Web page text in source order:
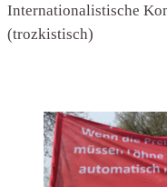
Internationalistische
(trozkistisch)